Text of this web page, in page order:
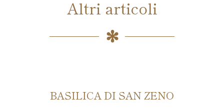
Altri articoli
BASILICA DI SAN ZENO